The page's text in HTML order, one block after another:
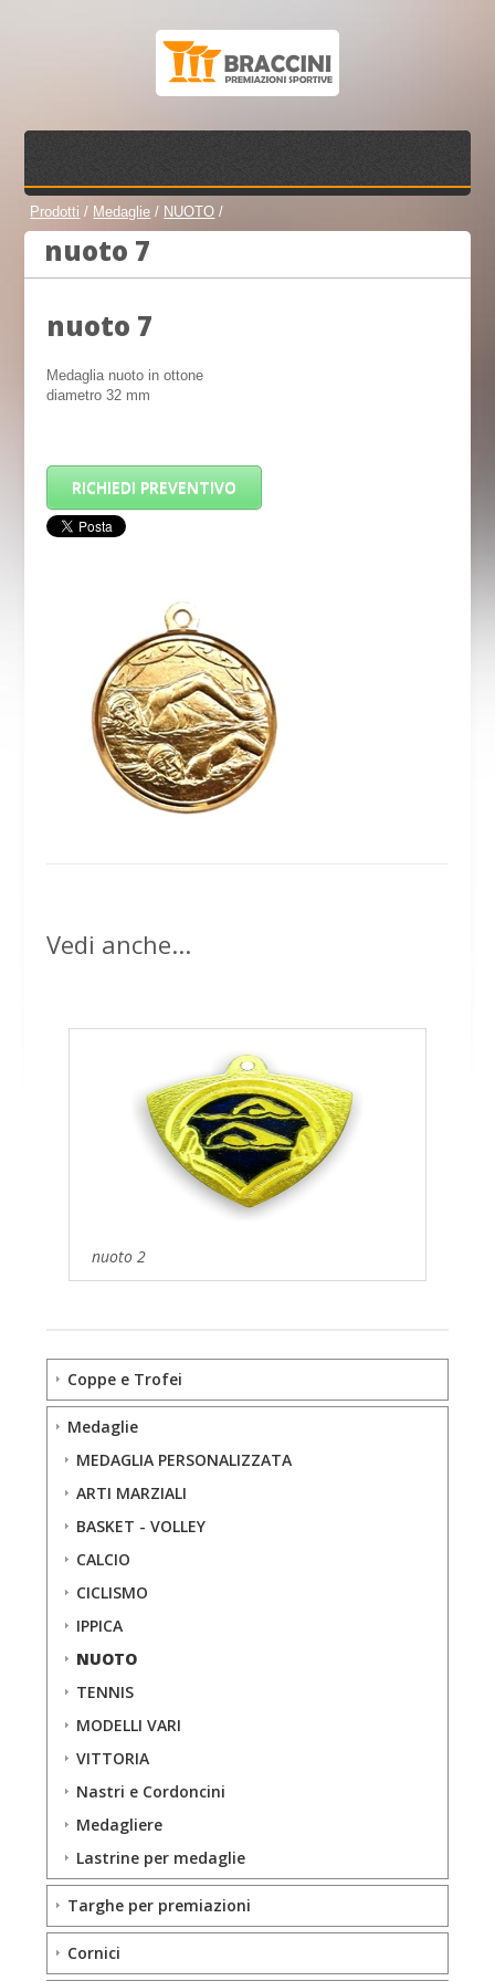
Prodotti / Medaglie / NUOTO /
nuoto 7
nuoto 7
Medaglia nuoto in ottone
diametro 32 mm
RICHIEDI PREVENTIVO
Vedi anche...
nuoto 2
Coppe e Trofei
Medaglie
MEDAGLIA PERSONALIZZATA
ARTI MARZIALI
BASKET - VOLLEY
CALCIO
CICLISMO
IPPICA
NUOTO
TENNIS
MODELLI VARI
VITTORIA
Nastri e Cordoncini
Medagliere
Lastrine per medaglie
Targhe per premiazioni
Cornici